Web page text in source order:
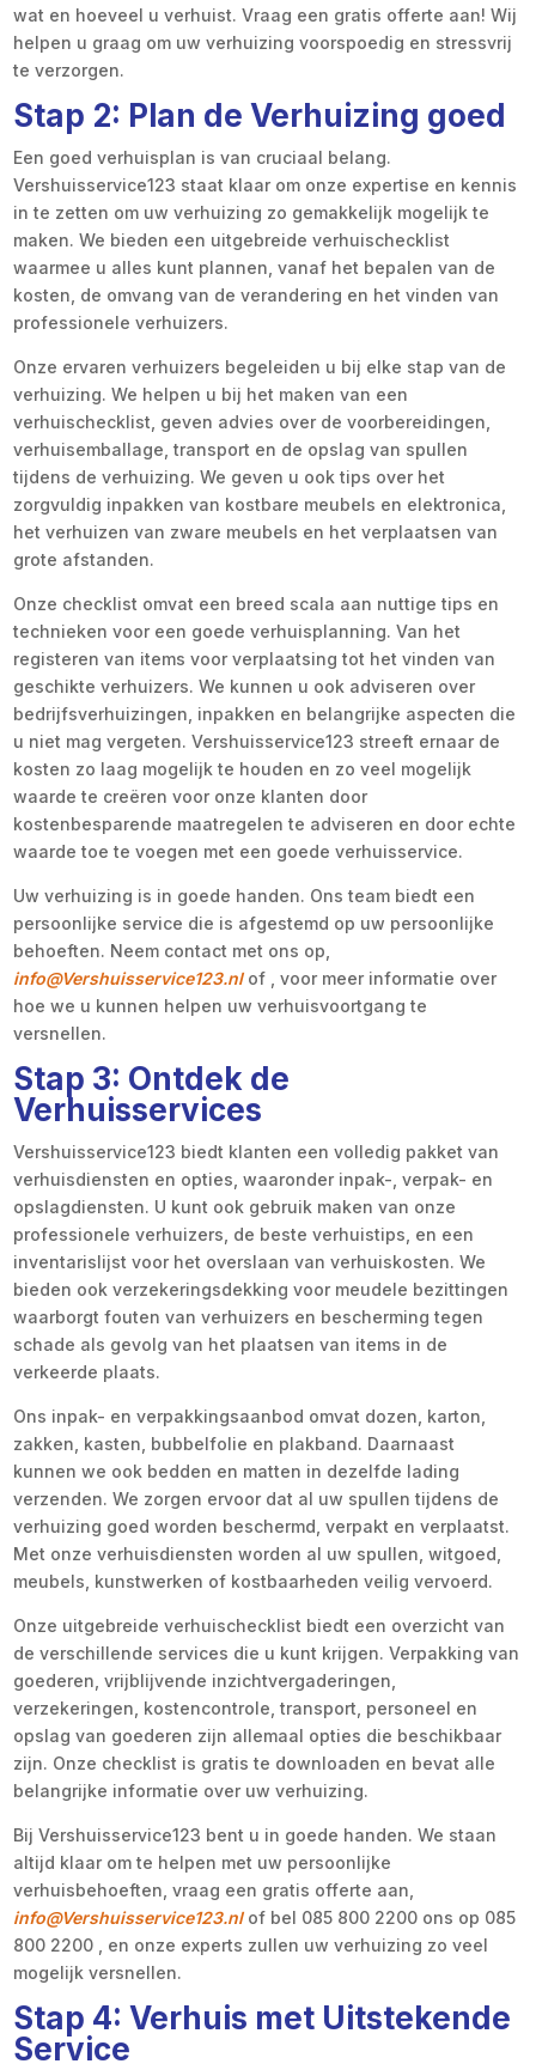
wat en hoeveel u verhuist. Vraag een gratis offerte aan! Wij
helpen u graag om uw verhuizing voorspoedig en stressvrij
te verzorgen.
Stap 2: Plan de Verhuizing goed
Een goed verhuisplan is van cruciaal belang.
Vershuisservice123 staat klaar om onze expertise en kennis
in te zetten om uw verhuizing zo gemakkelijk mogelijk te
maken. We bieden een uitgebreide verhuischecklist
waarmee u alles kunt plannen, vanaf het bepalen van de
kosten, de omvang van de verandering en het vinden van
professionele verhuizers.
Onze ervaren verhuizers begeleiden u bij elke stap van de
verhuizing. We helpen u bij het maken van een
verhuischecklist, geven advies over de voorbereidingen,
verhuisemballage, transport en de opslag van spullen
tijdens de verhuizing. We geven u ook tips over het
zorgvuldig inpakken van kostbare meubels en elektronica,
het verhuizen van zware meubels en het verplaatsen van
grote afstanden.
Onze checklist omvat een breed scala aan nuttige tips en
technieken voor een goede verhuisplanning. Van het
registeren van items voor verplaatsing tot het vinden van
geschikte verhuizers. We kunnen u ook adviseren over
bedrijfsverhuizingen, inpakken en belangrijke aspecten die
u niet mag vergeten. Vershuisservice123 streeft ernaar de
kosten zo laag mogelijk te houden en zo veel mogelijk
waarde te creëren voor onze klanten door
kostenbesparende maatregelen te adviseren en door echte
waarde toe te voegen met een goede verhuisservice.
Uw verhuizing is in goede handen. Ons team biedt een
persoonlijke service die is afgestemd op uw persoonlijke
behoeften. Neem contact met ons op,
info@Vershuisservice123.nlof , voor meer informatie over
hoe we u kunnen helpen uw verhuisvoortgang te
versnellen.
Stap 3: Ontdek de
Verhuisservices
Vershuisservice123 biedt klanten een volledig pakket van
verhuisdiensten en opties, waaronder inpak-, verpak- en
opslagdiensten. U kunt ook gebruik maken van onze
professionele verhuizers, de beste verhuistips, en een
inventarislijst voor het overslaan van verhuiskosten. We
bieden ook verzekeringsdekking voor meudele bezittingen
waarborgt fouten van verhuizers en bescherming tegen
schade als gevolg van het plaatsen van items in de
verkeerde plaats.
Ons inpak- en verpakkingsaanbod omvat dozen, karton,
zakken, kasten, bubbelfolie en plakband. Daarnaast
kunnen we ook bedden en matten in dezelfde lading
verzenden. We zorgen ervoor dat al uw spullen tijdens de
verhuizing goed worden beschermd, verpakt en verplaatst.
Met onze verhuisdiensten worden al uw spullen, witgoed,
meubels, kunstwerken of kostbaarheden veilig vervoerd.
Onze uitgebreide verhuischecklist biedt een overzicht van
de verschillende services die u kunt krijgen. Verpakking van
goederen, vrijblijvende inzichtvergaderingen,
verzekeringen, kostencontrole, transport, personeel en
opslag van goederen zijn allemaal opties die beschikbaar
zijn. Onze checklist is gratis te downloaden en bevat alle
belangrijke informatie over uw verhuizing.
Bij Vershuisservice123 bent u in goede handen. We staan
altijd klaar om te helpen met uw persoonlijke
verhuisbehoeften, vraag een gratis offerte aan,
info@Vershuisservice123.nlof bel 085 800 2200 ons op 085
800 2200 , en onze experts zullen uw verhuizing zo veel
mogelijk versnellen.
Stap 4: Verhuis met Uitstekende
Service